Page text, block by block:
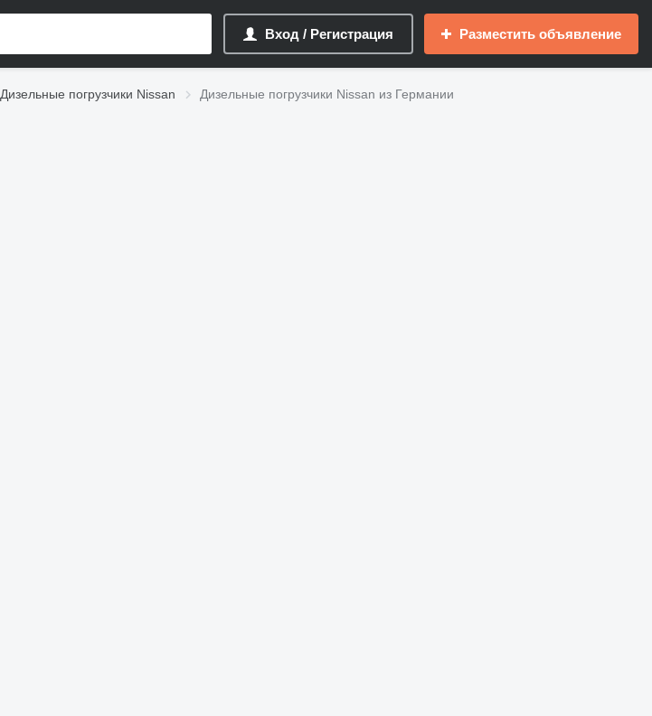
Вход / Регистрация Разместить объявление
Дизельные погрузчики Nissan Дизельные погрузчики Nissan из Германии